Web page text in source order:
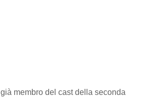
già membro del cast della seconda